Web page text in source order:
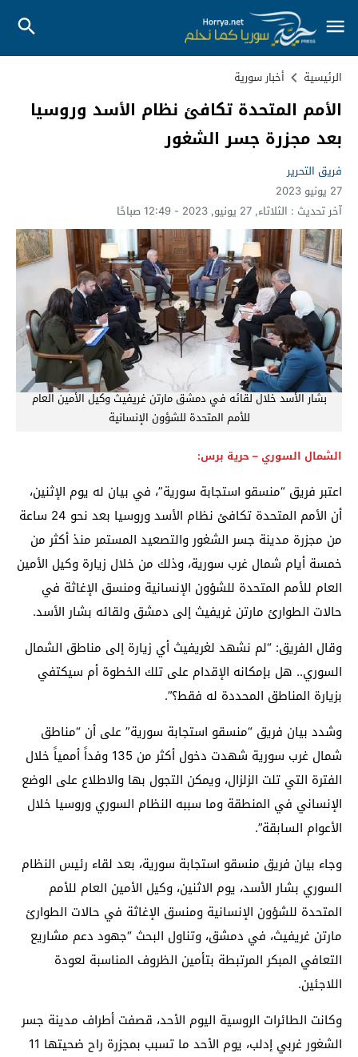
الرئيسية أخبار سورية
الأمم المتحدة تكافئ نظام الأسد وروسيا
بعد مجزرة جسر الشغور
فريق التحرير
27 يونيو 2023
آخر تحديث : الثلاثاء, 27 يونيو, 2023 - 12:49 صباحًا
بشار الأسد خلال لقائه في دمشق مارتن غريفيث وكيل الأمين العام
للأمم المتحدة للشؤون الإنسانية
الشمال السوري – حرية برس:
اعتبر فريق “منسقو استجابة سورية”، في بيان له يوم الإثنين،
أن الأمم المتحدة تكافئ نظام الأسد وروسيا بعد نحو 24 ساعة
من مجزرة مدينة جسر الشغور والتصعيد المستمر منذ أكثر من
خمسة أيام شمال غرب سورية، وذلك من خلال زيارة وكيل الأمين
العام للأمم المتحدة للشؤون الإنسانية ومنسق الإغاثة في
حالات الطوارئ مارتن غريفيث إلى دمشق ولقائه بشار الأسد.
وقال الفريق: “لم نشهد لغريفيث أي زيارة إلى مناطق الشمال
السوري.. هل بإمكانه الإقدام على تلك الخطوة أم سيكتفي
بزيارة المناطق المحددة له فقط؟”.
وشدد بيان فريق “منسقو استجابة سورية” على أن “مناطق
شمال غرب سورية شهدت دخول أكثر من 135 وفداً أممياً خلال
الفترة التي تلت الزلزال، ويمكن التجول بها والاطلاع على الوضع
الإنساني في المنطقة وما سببه النظام السوري وروسيا خلال
الأعوام السابقة”.
وجاء بيان فريق منسقو استجابة سورية، بعد لقاء رئيس النظام
السوري بشار الأسد، يوم الاثنين، وكيل الأمين العام للأمم
المتحدة للشؤون الإنسانية ومنسق الإغاثة في حالات الطوارئ
مارتن غريفيث، في دمشق، وتناول البحث “جهود دعم مشاريع
التعافي المبكر المرتبطة بتأمين الظروف المناسبة لعودة
اللاجئين.
وكانت الطائرات الروسية اليوم الأحد، قصفت أطراف مدينة جسر
الشغور غربي إدلب، يوم الأحد ما تسبب بمجزرة راح ضحيتها 11